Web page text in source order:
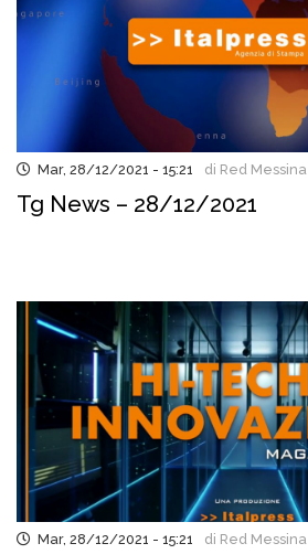
Mar, 28/12/2021 - 15:21 di Red Messina
Tg News – 28/12/2021
Mar, 28/12/2021 - 15:21 di Red Messina